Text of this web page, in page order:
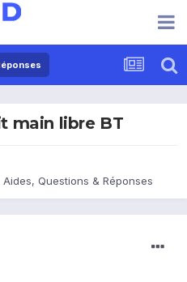
main libre BT
Questions & Réponses